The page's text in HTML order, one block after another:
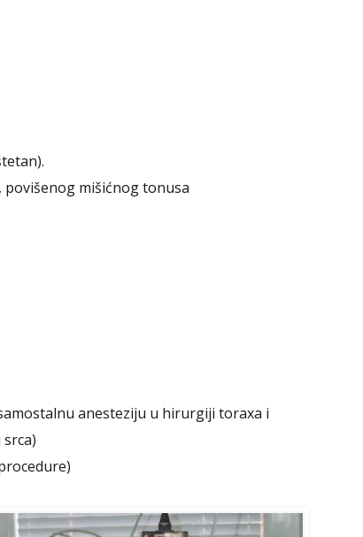
povišenog mišićnog tonusa
anesteziju u hirurgiji toraxa i